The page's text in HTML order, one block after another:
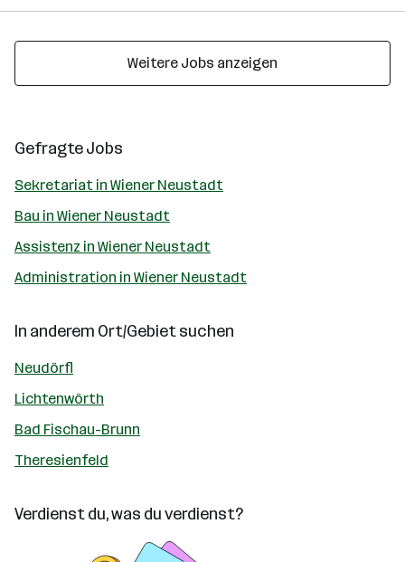
Weitere Jobs anzeigen
Gefragte Jobs
Sekretariat in Wiener Neustadt
Bau in Wiener Neustadt
Assistenz in Wiener Neustadt
Administration in Wiener Neustadt
In anderem Ort/Gebiet suchen
Neudörfl
Lichtenwörth
Bad Fischau-Brunn
Theresienfeld
Verdienst du, was du verdienst?